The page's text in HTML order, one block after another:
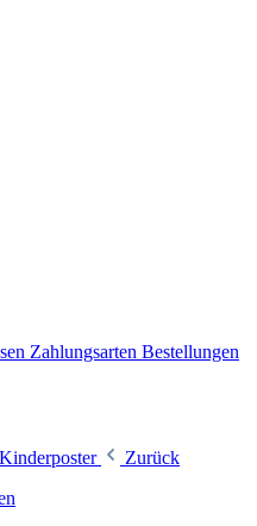
Zahlungsarten Bestellungen
Zurück